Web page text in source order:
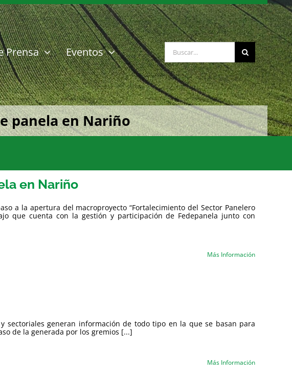
Prensa Eventos Buscar:
panela en Nariño
en Nariño
a la apertura del macroproyecto “Fortalecimiento del Sector Panelero
que cuenta con la gestión y participación de Fedepanela junto con
Más Información
sectoriales generan información de todo tipo en la que se basan para
de la generada por los gremios [...]
Más Información